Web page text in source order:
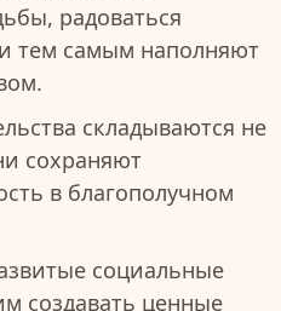
радоваться
тем самым наполняют
складываются не
сохраняют
в благополучном
социальные
создавать ценные